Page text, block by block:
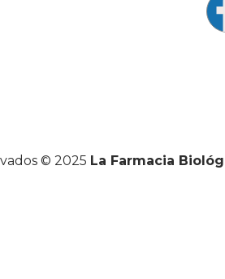
© 2025 La Farmacia